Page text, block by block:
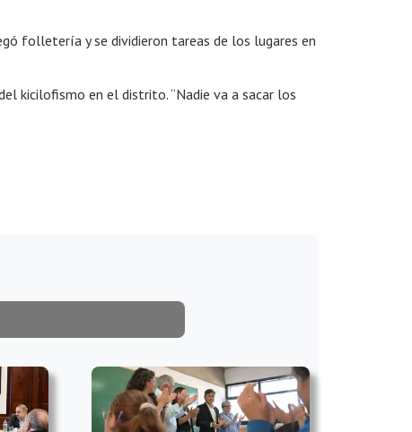
folletería y se dividieron tareas de los lugares en
kicilofismo en el distrito. “Nadie va a sacar los